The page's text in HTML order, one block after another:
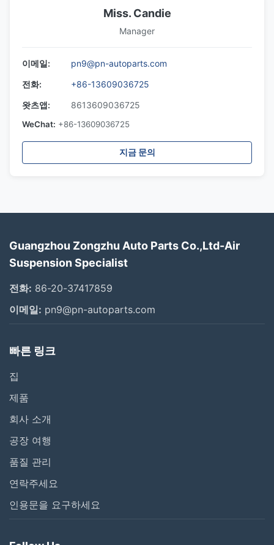
Miss. Candie
Manager
이메일:
pn9@pn-autoparts.com
전화:
+86-13609036725
왓츠앱:
8613609036725
WeChat: +86-13609036725
지금 문의
Guangzhou Zongzhu Auto Parts Co.,Ltd-Air
Suspension Specialist
전화: 86-20-37417859
이메일: pn9@pn-autoparts.com
빠른 링크
집
제품
회사 소개
공장 여행
품질 관리
연락주세요
인용문을 요구하세요